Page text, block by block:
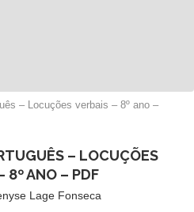
– Locuções verbais – 8º ano –
– LOCUÇÕES
8º ANO – PDF
Lage Fonseca